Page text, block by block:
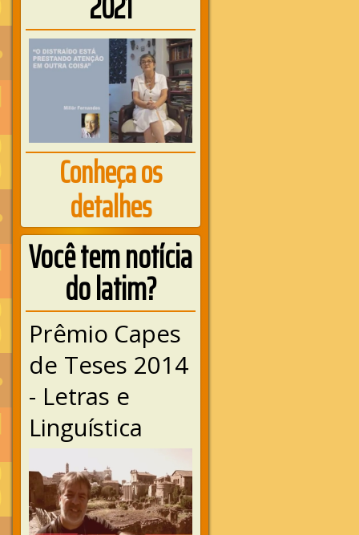
Conheça os
detalhes
Você tem notícia
do latim?
Prêmio Capes
de Teses 2014
- Letras e
Linguística